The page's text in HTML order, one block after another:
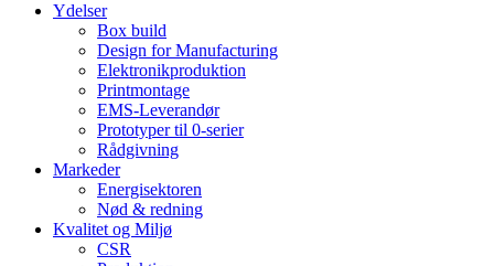
Ydelser
Box build
Design for Manufacturing
Elektronikproduktion
Printmontage
EMS-Leverandør
Prototyper til 0-serier
Rådgivning
Markeder
Energisektoren
Nød & redning
Kvalitet og Miljø
CSR